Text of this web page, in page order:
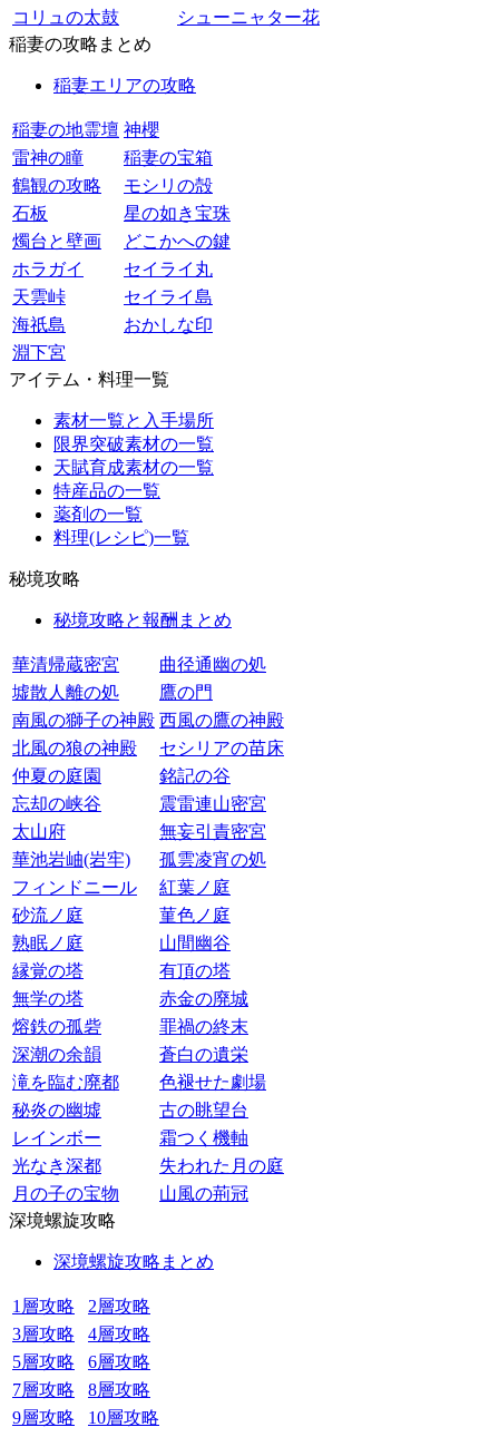
コリュの太鼓
シューニャター花
稲妻の攻略まとめ
稲妻エリアの攻略
稲妻の地霊壇 神櫻
雷神の瞳
稲妻の宝箱
鶴観の攻略
モシリの殻
石板
星の如き宝珠
燭台と壁画
どこかへの鍵
ホラガイ
セイライ丸
天雲峠
セイライ島
海祇島
おかしな印
淵下宮
アイテム・料理一覧
素材一覧と入手場所
限界突破素材の一覧
天賦育成素材の一覧
特産品の一覧
薬剤の一覧
料理(レシピ)一覧
秘境攻略
秘境攻略と報酬まとめ
華清帰蔵密宮
曲径通幽の処
墟散人離の処
鷹の門
南風の獅子の神殿 西風の鷹の神殿
北風の狼の神殿
セシリアの苗床
仲夏の庭園
銘記の谷
忘却の峡谷
震雷連山密宮
太山府
無妄引責密宮
華池岩岫(岩牢)
孤雲凌宵の処
フィンドニール
紅葉ノ庭
砂流ノ庭
菫色ノ庭
熟眠ノ庭
山間幽谷
縁覚の塔
有頂の塔
無学の塔
赤金の廃城
熔鉄の孤砦
罪禍の終末
深潮の余韻
蒼白の遺栄
滝を臨む廃都
色褪せた劇場
秘炎の幽墟
古の眺望台
レインボー
霜つく機軸
光なき深都
失われた月の庭
月の子の宝物
山風の荊冠
深境螺旋攻略
深境螺旋攻略まとめ
1層攻略
2層攻略
3層攻略
4層攻略
5層攻略
6層攻略
7層攻略
8層攻略
9層攻略
10層攻略